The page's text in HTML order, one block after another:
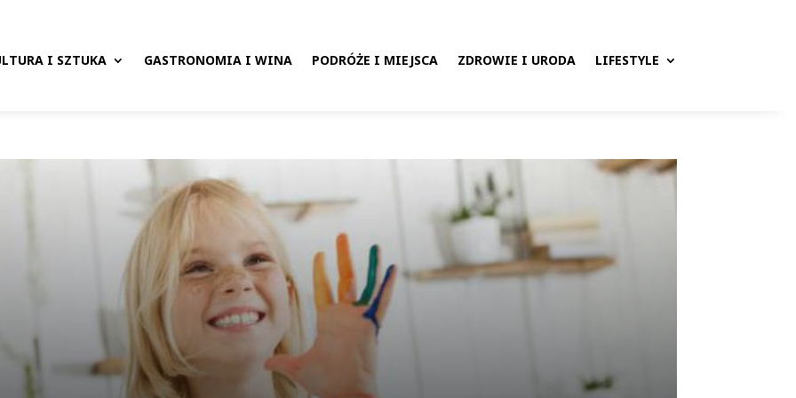
I SZTUKA GASTRONOMIA I WINA PODRÓŻE I MIEJSCA ZDROWIE I URODA LIFESTYLE